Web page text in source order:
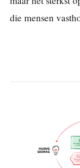
die mensen